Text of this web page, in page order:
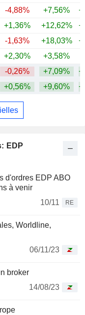
EDP
d'ordres EDP ABO
à venir
10/11
RE
Worldline,
06/11/23
broker
14/08/23
-4,88% +7,56%
+1,36% +12,62%
-1,63% +18,03%
+2,30% +3,58%
-0,26% +7,09%
+0,56% +9,60%